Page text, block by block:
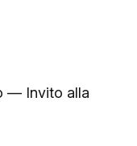
— Invito alla